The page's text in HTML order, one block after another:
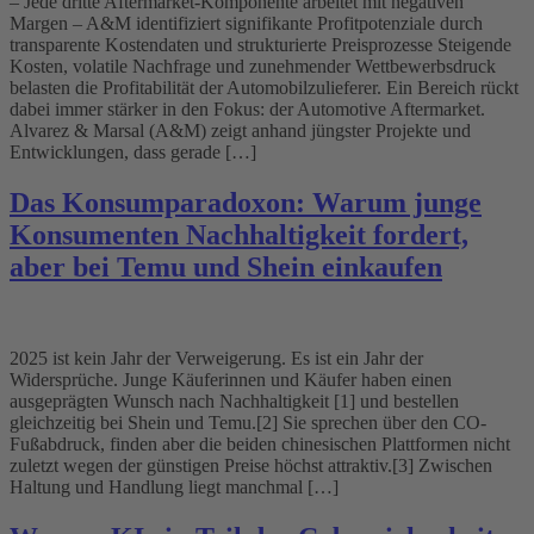
Margen – A&M identifiziert signifikante Profitpotenziale durch
transparente Kostendaten und strukturierte Preisprozesse Steigende
Kosten, volatile Nachfrage und zunehmender Wettbewerbsdruck
belasten die Profitabilität der Automobilzulieferer. Ein Bereich rückt
dabei immer stärker in den Fokus: der Automotive Aftermarket.
Alvarez & Marsal (A&M) zeigt anhand jüngster Projekte und
Entwicklungen, dass gerade […]
Das Konsumparadoxon: Warum junge
Konsumenten Nachhaltigkeit fordert,
aber bei Temu und Shein einkaufen
2025 ist kein Jahr der Verweigerung. Es ist ein Jahr der
Widersprüche. Junge Käuferinnen und Käufer haben einen
ausgeprägten Wunsch nach Nachhaltigkeit [1] und bestellen
gleichzeitig bei Shein und Temu.[2] Sie sprechen über den CO-
Fußabdruck, finden aber die beiden chinesischen Plattformen nicht
zuletzt wegen der günstigen Preise höchst attraktiv.[3] Zwischen
Haltung und Handlung liegt manchmal […]